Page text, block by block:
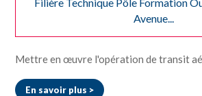
Avenue...
En savoir plus >